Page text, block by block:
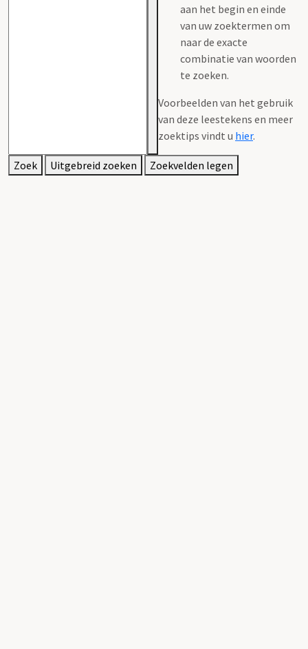
aan het begin en einde
van uw zoektermen om
naar de exacte
combinatie van woorden
te zoeken.
Voorbeelden van het gebruik
van deze leestekens en meer
zoektips vindt u hier.
Zoek Uitgebreid zoeken Zoekvelden legen